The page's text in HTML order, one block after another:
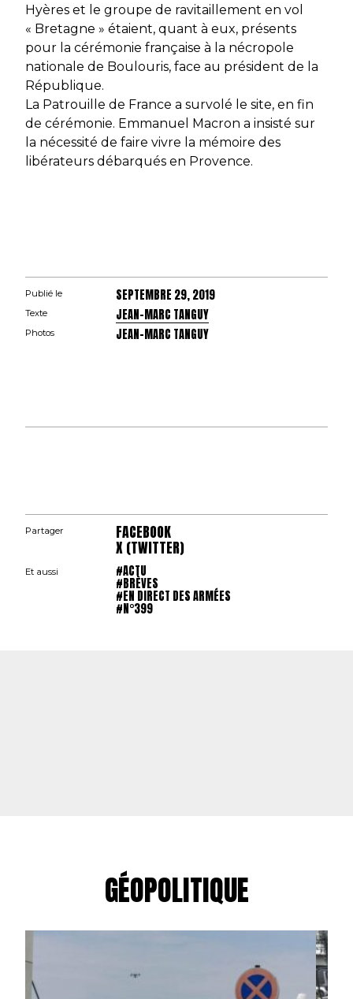
Hyères et le groupe de ravitaillement en vol
« Bretagne » étaient, quant à eux, présents
pour la cérémonie française à la nécropole
nationale de Boulouris, face au président de la
République.
La Patrouille de France a survolé le site, en fin
de cérémonie. Emmanuel Macron a insisté sur
la nécessité de faire vivre la mémoire des
libérateurs débarqués en Provence.
Publié le SEPTEMBRE 29, 2019
Texte JEAN-MARC TANGUY
Photos JEAN-MARC TANGUY
Partager FACEBOOK
X (TWITTER)
Et aussi #ACTU
#BRÈVES
#EN DIRECT DES ARMÉES
#N°399
GÉOPOLITIQUE